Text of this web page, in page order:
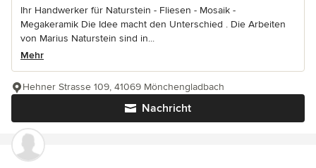
Ihr Handwerker für Naturstein - Fliesen - Mosaik -
Megakeramik Die Idee macht den Unterschied . Die Arbeiten
von Marius Naturstein sind in...
Mehr
Nachricht
Hehner Strasse 109, 41069 Mönchengladbach